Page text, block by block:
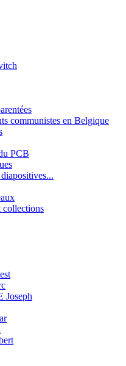
communistes en Belgique
PCB
collections
Joseph